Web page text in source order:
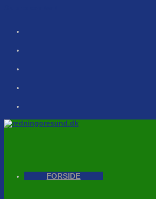
FORSIDE